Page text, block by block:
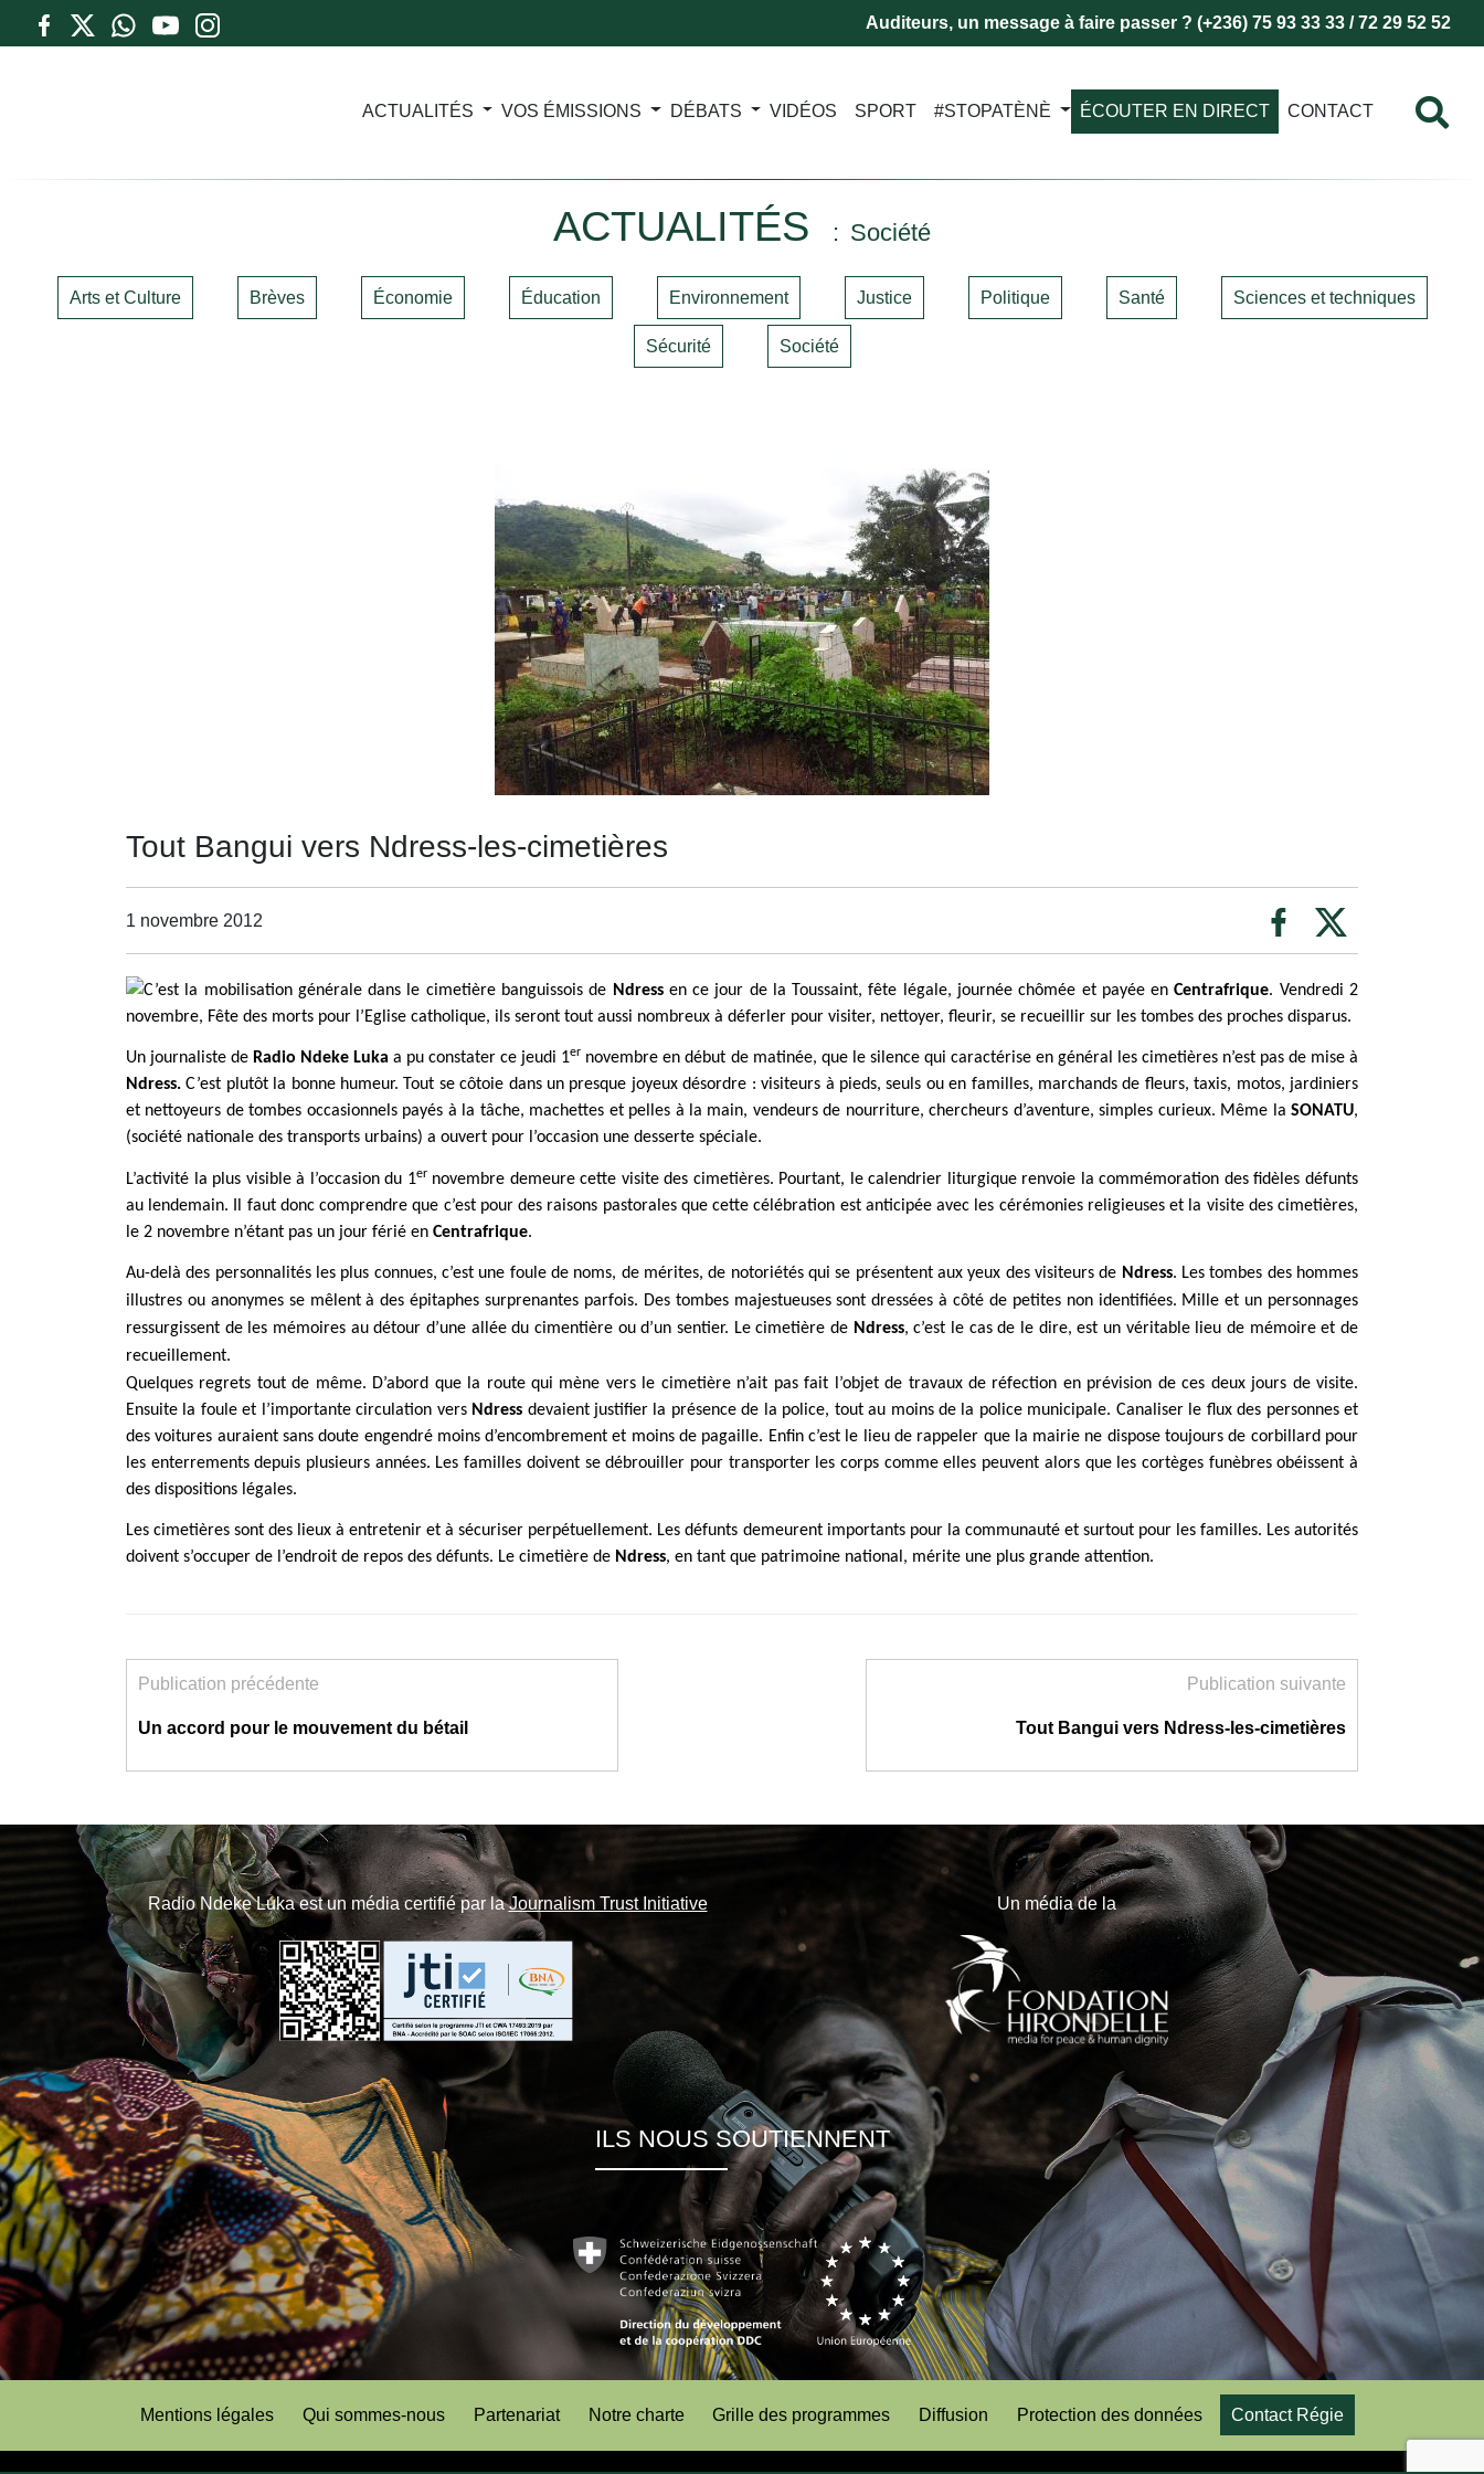
Auditeurs, un message à faire passer ? (+236) 75 93 33 33 / 72 29 52 52
ACTUALITÉS VOS ÉMISSIONS DÉBATS VIDÉOS SPORT #STOPATÈNÈ ÉCOUTER EN DIRECT CONTACT
ACTUALITÉS Société
Arts et Culture Brèves Économie Éducation Environnement Justice Politique Santé Sciences et techniques
Sécurité Société
Tout Bangui vers Ndress-les-cimetières
1 novembre 2012
C’est la mobilisation générale dans le cimetière banguissois de Ndressen ce jour de la Toussaint, fête légale, journée chômée et payée enCentrafrique. Vendredi 2
novembre, Fête des morts pour l’Eglise catholique, ils seront tout aussi nombreux à déferler pour visiter, nettoyer, fleurir, se recueillir sur les tombes des proches disparus.
Un journaliste de Radio Ndeke Luka a pu constater ce jeudi 1er novembre en début de matinée, que le silence qui caractérise en général les cimetières n’est pas de mise à
Ndress. C’est plutôt la bonne humeur. Tout se côtoie dans un presque joyeux désordre : visiteurs à pieds, seuls ou en familles, marchands de fleurs, taxis, motos, jardiniers
et nettoyeurs de tombes occasionnels payés à la tâche, machettes et pelles à la main, vendeurs de nourriture, chercheurs d’aventure, simples curieux. Même la SONATU,
(société nationale des transports urbains) a ouvert pour l’occasion une desserte spéciale.
L’activité la plus visible à l’occasion du 1er novembre demeure cette visite des cimetières. Pourtant, le calendrier liturgique renvoie la commémoration des fidèles défunts
au lendemain. Il faut donc comprendre que c’est pour des raisons pastorales que cette célébration est anticipée avec les cérémonies religieuses et la visite des cimetières,
le 2 novembre n’étant pas un jour férié en Centrafrique.
Au-delà des personnalités les plus connues, c’est une foule de noms, de mérites, de notoriétés qui se présentent aux yeux des visiteurs de Ndress. Les tombes des hommes
illustres ou anonymes se mêlent à des épitaphes surprenantes parfois. Des tombes majestueuses sont dressées à côté de petites non identifiées. Mille et un personnages
ressurgissent de les mémoires au détour d’une allée du cimentière ou d’un sentier. Le cimetière de Ndress, c’est le cas de le dire, est un véritable lieu de mémoire et de
recueillement.
Quelques regrets tout de même. D’abord que la route qui mène vers le cimetière n’ait pas fait l’objet de travaux de réfection en prévision de ces deux jours de visite.
Ensuite la foule et l’importante circulation vers Ndress devaient justifier la présence de la police, tout au moins de la police municipale. Canaliser le flux des personnes et
des voitures auraient sans doute engendré moins d’encombrement et moins de pagaille. Enfin c’est le lieu de rappeler que la mairie ne dispose toujours de corbillard pour
les enterrements depuis plusieurs années. Les familles doivent se débrouiller pour transporter les corps comme elles peuvent alors que les cortèges funèbres obéissent à
des dispositions légales.
Les cimetières sont des lieux à entretenir et à sécuriser perpétuellement. Les défunts demeurent importants pour la communauté et surtout pour les familles. Les autorités
doivent s’occuper de l’endroit de repos des défunts. Le cimetière de Ndress, en tant que patrimoine national, mérite une plus grande attention.
Publication précédente
Un accord pour le mouvement du bétail
Publication suivante
Tout Bangui vers Ndress-les-cimetières
Radio Ndeke Luka est un média certifié par laJournalism Trust Initiative Un média de la
ILS NOUS SOUTIENNENT
Mentions légales Qui sommes-nous Partenariat Notre charte Grille des programmes Diffusion Protection des données Contact Régie